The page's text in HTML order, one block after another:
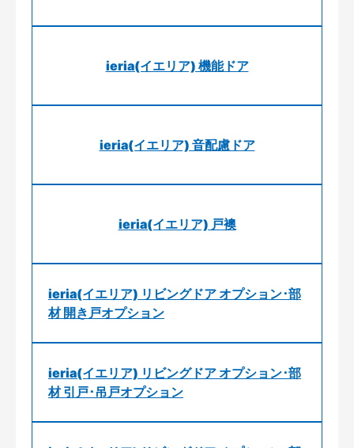
ieria(イエリア) 機能ドア
ieria(イエリア) 音配慮ドア
ieria(イエリア) 戸襖
ieria(イエリア) リビングドア オプション･部
材 開き戸オプション
ieria(イエリア) リビングドア オプション･部
材 引戸･吊戸オプション